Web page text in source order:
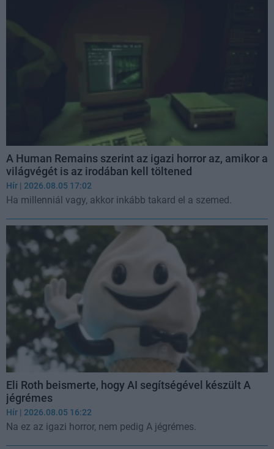
A Human Remains szerint az igazi horror az, amikor a
világvégét is az irodában kell töltened
Hír | 2026.08.05 17:02
Ha millenniál vagy, akkor inkább takard el a szemed.
Eli Roth beismerte, hogy AI segítségével készült A
jégrémes
Hír | 2026.08.05 16:22
Na ez az igazi horror, nem pedig A jégrémes.